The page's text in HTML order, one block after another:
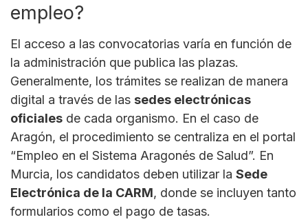
empleo?
El acceso a las convocatorias varía en función de
la administración que publica las plazas.
Generalmente, los trámites se realizan de manera
digital a través de las sedes electrónicas
oficiales de cada organismo. En el caso de
Aragón, el procedimiento se centraliza en el portal
“Empleo en el Sistema Aragonés de Salud”. En
Murcia, los candidatos deben utilizar la Sede
Electrónica de la CARM, donde se incluyen tanto
formularios como el pago de tasas.